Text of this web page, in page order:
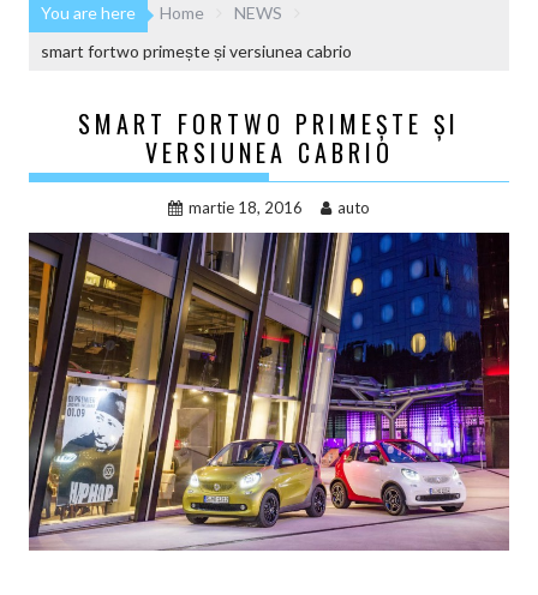
You are here Home
NEWS
smart fortwo primește și versiunea cabrio
SMART FORTWO PRIMEȘTE ȘI
VERSIUNEA CABRIO
martie 18, 2016 auto